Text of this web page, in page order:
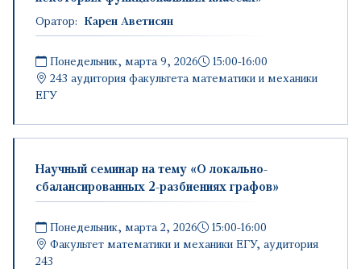
Оратор: Карен Аветисян
Понедельник, марта 9, 2026
15:00-16:00
243 аудитория факультета математики и механики
ЕГУ
Научный семинар на тему «О локально-
сбалансированных 2-разбиениях графов»
Понедельник, марта 2, 2026
15:00-16:00
Факультет математики и механики ЕГУ, аудитория
243